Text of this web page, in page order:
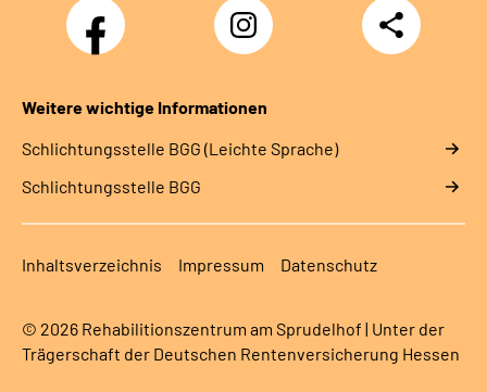
Facebook-
Kanal
des
Sprudelhof
Instagram-
Kanal
des
Sprudelhof
Teilen
Weitere wichtige Informationen
Schlich­tungs­stel­le BGG (Leichte Sprache)
Schlich­tungs­stel­le BGG
Inhaltsverzeichnis Impressum Datenschutz
© 2026 Rehabilitionszentrum am Sprudelhof | Unter der
Trägerschaft der Deutschen Rentenversicherung Hessen